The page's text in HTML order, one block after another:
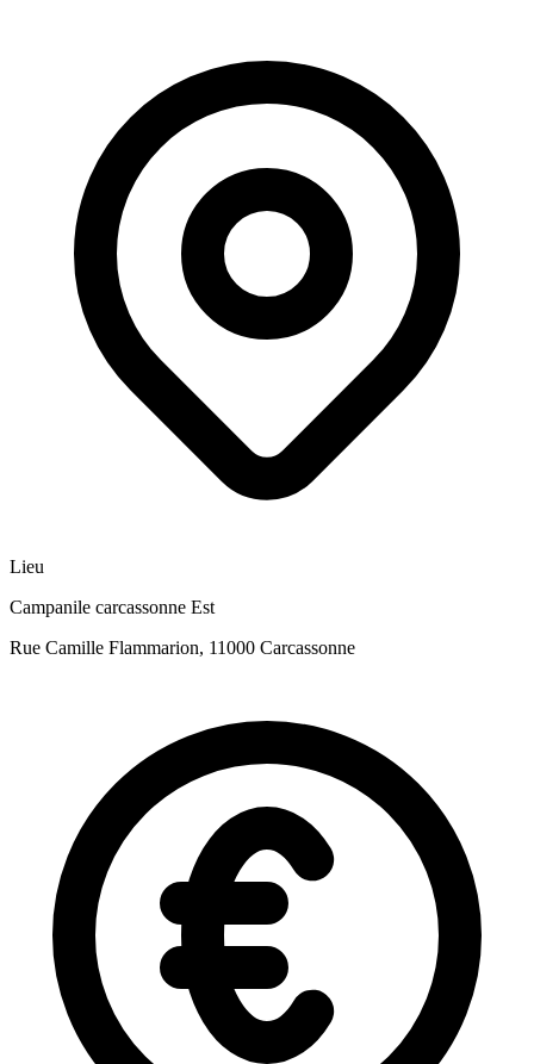
Lieu
Campanile carcassonne Est
Rue Camille Flammarion, 11000 Carcassonne